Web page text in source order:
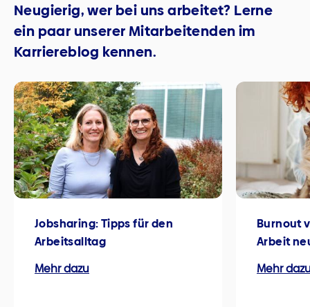
Neugierig, wer bei uns arbeitet? Lerne
ein paar unserer Mitarbeitenden im
Karriereblog kennen.
Jobsharing: Tipps für den
Arbeitsalltag
Mehr dazu
Burnout
Arbeit
Mehr